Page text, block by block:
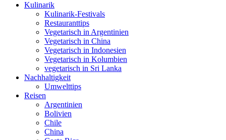
Kulinarik
Kulinarik-Festivals
Restauranttips
Vegetarisch in Argentinien
Vegetarisch in China
Vegetarisch in Indonesien
Vegetarisch in Kolumbien
vegetarisch in Sri Lanka
Nachhaltigkeit
Umwelttips
Reisen
Argentinien
Bolivien
Chile
China